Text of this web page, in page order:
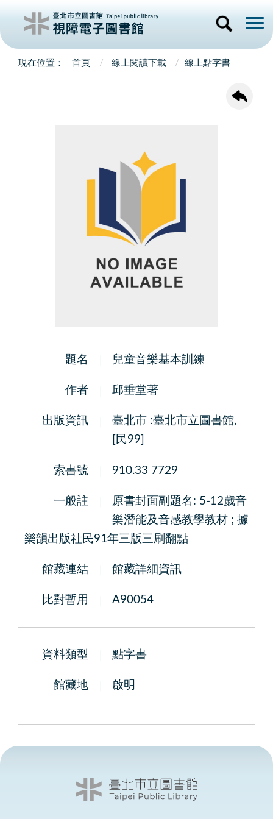
首頁 線上閱讀下載 線上點字書
題名 兒童音樂基本訓練
作者 邱垂堂著
出版資訊
臺北市 :臺北市立圖書館,
[民99]
索書號 910.33 7729
一般註
原書封面副題名: 5-12歲音
樂潛能及音感教學教材 ; 據
樂韻出版社民91年三版三刷翻點
館藏連結 館藏詳細資訊
比對暫用 A90054
資料類型 點字書
館藏地 啟明